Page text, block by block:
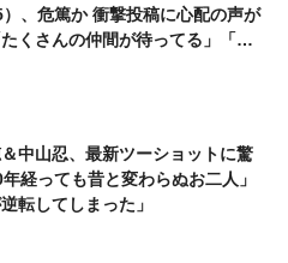
、危篤か 衝撃投稿に心配の声が
くさんの仲間が待ってる」「帰
中山忍、最新ツーショットに驚
経っても昔と変わらぬお二人」
逆転してしまった」